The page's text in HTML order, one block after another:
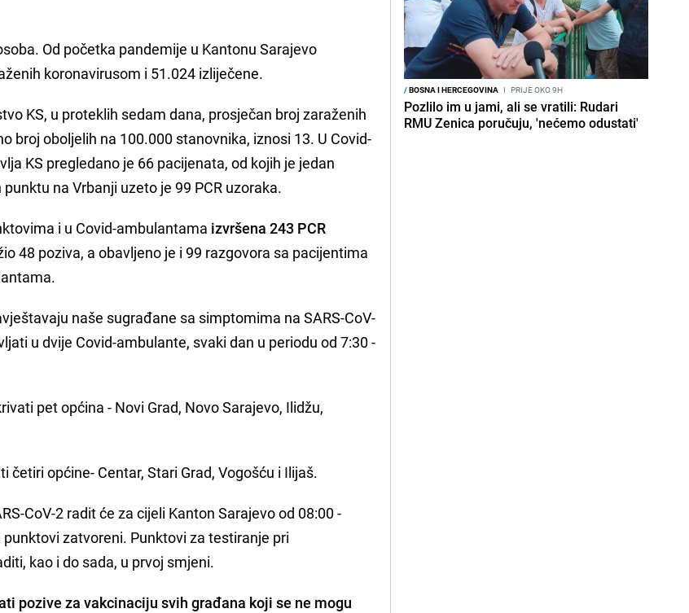
Od početka pandemije u Kantonu Sarajevo
koronavirusom i 51.024 izliječene.
KS, u proteklih sedam dana, prosječan broj zaraženih
broj oboljelih na 100.000 stanovnika, iznosi 13. U Covid-
KS pregledano je 66 pacijenata, od kojih je jedan
na Vrbanji uzeto je 99 PCR uzoraka.
i u Covid-ambulantama izvršena 243 PCR
48 poziva, a obavljeno je i 99 razgovora sa pacijentima
naše sugrađane sa simptomima na SARS-CoV-
u dvije Covid-ambulante, svaki dan u periodu od 7:30 -
pet općina - Novi Grad, Novo Sarajevo, Ilidžu,
općine- Centar, Stari Grad, Vogošću i Ilijaš.
CoV-2 radit će za cijeli Kanton Sarajevo od 08:00 -
zatvoreni. Punktovi za testiranje pri
kao i do sada, u prvoj smjeni.
pozive za vakcinaciju svih građana koji se ne mogu
/BOSNA I HERCEGOVINA I PRIJE OKO 9H
Pozlilo im u jami, ali se vratili: Rudari
RMU Zenica poručuju, 'nećemo odustati'